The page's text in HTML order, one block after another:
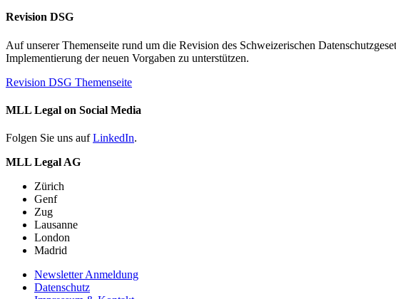
Revision DSG
Auf unserer Themenseite rund um die Revision des Schweizerischen
Implementierung der neuen Vorgaben zu unterstützen.
Revision DSG Themenseite
MLL Legal on Social Media
Folgen Sie uns aufLinkedIn.
MLL Legal AG
Zürich
Genf
Zug
Lausanne
London
Madrid
Newsletter Anmeldung
Datenschutz